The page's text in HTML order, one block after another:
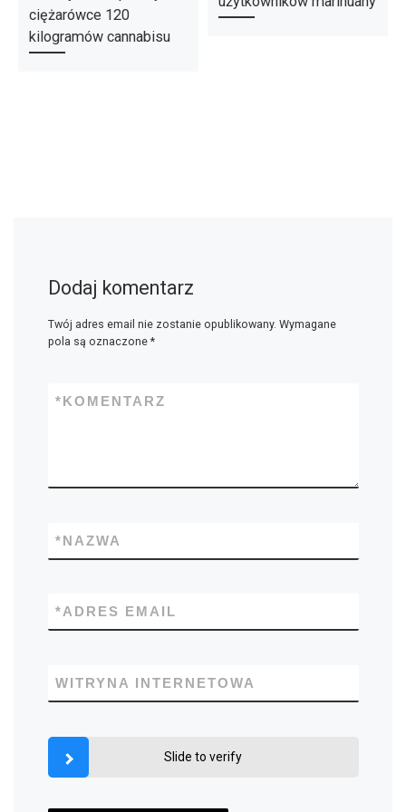
ciężarówce 120
kilogramów cannabisu
Dodaj komentarz
Twój adres email nie zostanie opublikowany. Wymagane
pola są oznaczone *
KOMENTARZ
*
NAZWA
*
ADRES EMAIL
*
WITRYNA INTERNETOWA
Slide to verify